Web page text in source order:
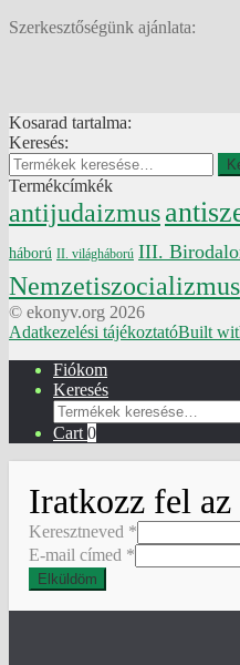
Szerkesztőségünk ajánlata:
Kosarad tartalma:
Keresés:
Keresés
a
következőre:
Termékcímkék
antijudaizmus
háború II. világháború III.
Nemzetiszocializmus
© ekonyv.org 2026
Adatkezelési tájékoztatóBuilt
Fiókom
Keresés
Keresés
a
következőre:
Cart 0
Iratkozz fel
Keresztneved *
E-mail címed *
Elküldöm